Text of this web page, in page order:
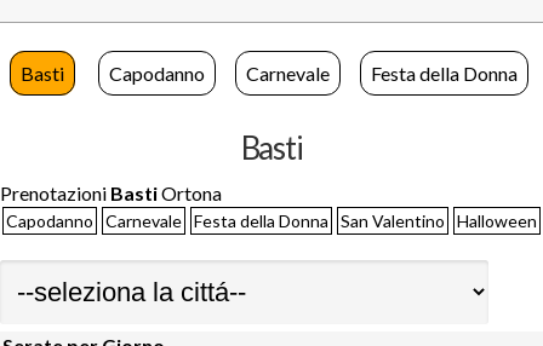
Basti Capodanno Carnevale Festa della Donna
Basti
Prenotazioni BastiOrtona
Capodanno Carnevale Festa della Donna San Valentino Halloween